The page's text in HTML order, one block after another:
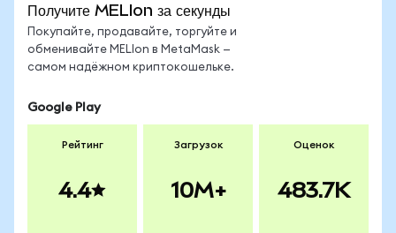
Получите MELIon за секунды
Покупайте, продавайте, торгуйте и
обменивайте MELIon в MetaMask —
самом надёжном криптокошельке.
Google Play
Рейтинг
4.4
Загрузок
10M+
Оценок
483.7K